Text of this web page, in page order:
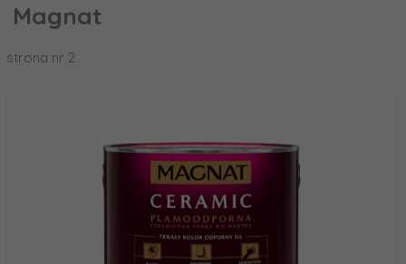
Magnat
strona nr 2